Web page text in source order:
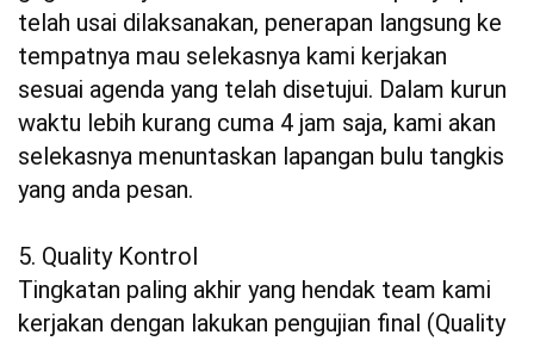
telah usai dilaksanakan, penerapan langsung ke
tempatnya mau selekasnya kami kerjakan
sesuai agenda yang telah disetujui. Dalam kurun
waktu lebih kurang cuma 4 jam saja, kami akan
selekasnya menuntaskan lapangan bulu tangkis
yang anda pesan.
5. Quality Kontrol
Tingkatan paling akhir yang hendak team kami
kerjakan dengan lakukan pengujian final (Quality